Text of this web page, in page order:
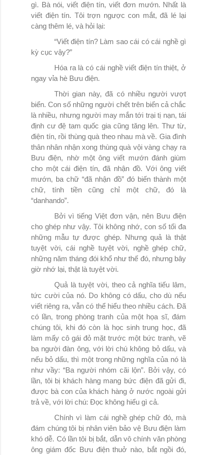
gì. Bà nói, viết điện tín, viết đơn mướn. Nhất là
viết điện tín. Tôi trợn ngược con mắt, đã lé lại
càng thêm lé, và hỏi lại:
“Viết điện tín? Làm sao cái có cái nghề gì
kỳ cục vậy?”
Hóa ra là có cái nghề viết điện tín thiệt, ở
ngay vỉa hè Bưu điện.
Thời gian này, đã có nhiều người vượt
biển. Con số những người chết trên biển cả chắc
là nhiều, nhưng người may mắn tới trại tị nạn, tái
định cư đệ tam quốc gia cũng tăng lên. Thư từ,
điện tín, rồi thùng quà theo nhau mà về. Gia đình
thân nhân nhận xong thùng quà vội vàng chạy ra
Bưu điện, nhờ một ông viết mướn đánh giùm
cho một cái điện tín, đã nhận đồ. Với ông viết
mướn, ba chữ “đã nhận đồ” đó biến thành một
chữ, tính tiền cũng chỉ một chữ, đó là
“danhando”.
Bởi vì tiếng Việt đơn vận, nên Bưu điện
cho ghép như vậy. Tôi không nhớ, con số tối đa
những mẫu tự được ghép. Nhưng quả là thật
tuyệt vời, cái nghề tuyệt vời, nghề ghép chữ,
những năm tháng đói khổ như thế đó, nhưng bây
giờ nhớ lại, thật là tuyệt vời.
Quả là tuyệt vời, theo cả nghĩa tiếu lâm,
tức cười của nó. Do không có dấu, cho dù nếu
viết riêng ra, vẫn có thể hiểu theo nhiều cách. Đã
có lần, trong phòng tranh của một họa sĩ, đám
chúng tôi, khi đó còn là học sinh trung học, đã
làm mấy cô gái đỏ mặt trước một bức tranh, vẽ
ba người đàn ông, với lời chú không bỏ dấu, và
nếu bỏ dấu, thì một trong những nghĩa của nó là
như vầy: “Ba người nhóm cãi lộn”. Bởi vậy, có
lần, tôi bị khách hàng mang bức điện đã gửi đi,
được bà con của khách hàng ở nước ngoài gửi
trả về, với lời chú: Đọc không hiểu gì cả.
Chính vì làm cái nghề ghép chữ đó, mà
đám chúng tôi bị nhân viên bảo vệ Bưu điện làm
khó dễ. Có lần tôi bị bắt, dẫn vô chính văn phòng
ông giám đốc Bưu điện thuở nào, bắt ngồi đó,